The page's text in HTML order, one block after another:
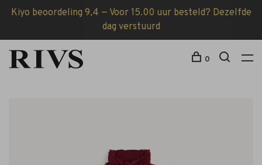
Kiyo beoordeling 9,4 — Voor 15.00 uur besteld? Dezelfde
dag verstuurd
0